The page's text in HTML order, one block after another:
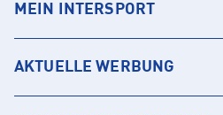
MEIN INTERSPORT
AKTUELLE WERBUNG